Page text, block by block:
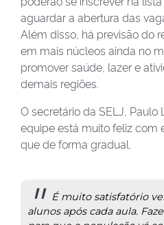
aguardar a abertura das
Além disso, há previsão do
em mais núcleos ainda no
promover saúde, lazer e
demais regiões.
O secretário da SELJ,
equipe está muito feliz com
que de forma gradual.
É muito satisfatório
alunos após cada aula.